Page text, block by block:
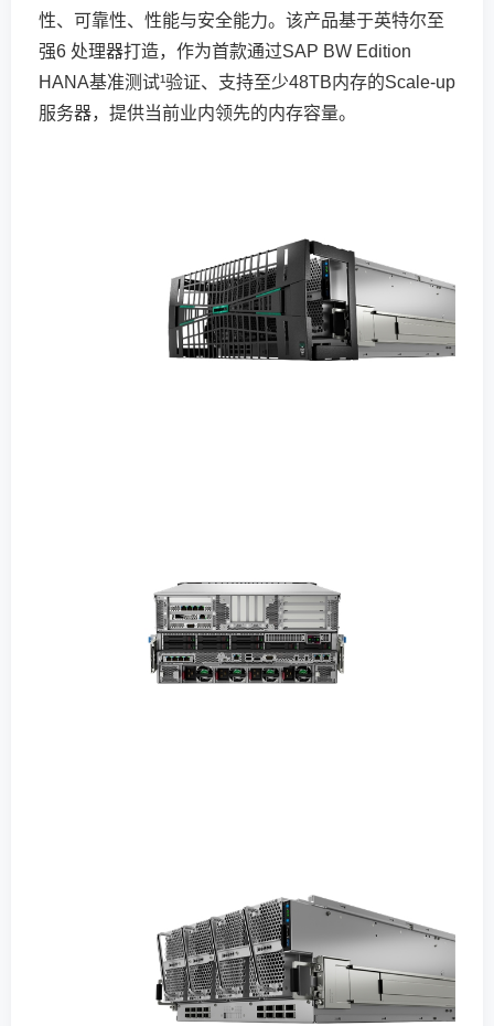
性、可靠性、性能与安全能力。该产品基于英特尔至
强6 处理器打造，作为首款通过SAP BW Edition
HANA基准测试¹验证、支持至少48TB内存的Scale-up
服务器，提供当前业内领先的内存容量。